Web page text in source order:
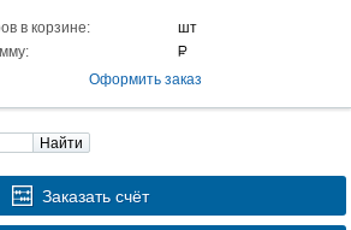
в корзине:
Оформить заказ
Найти
Заказать счёт